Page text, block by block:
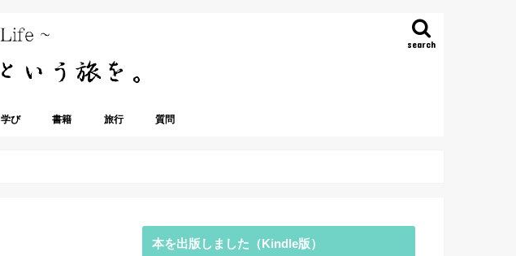
search
学び 書籍 旅行 質問
本を出版しました（Kindle版）